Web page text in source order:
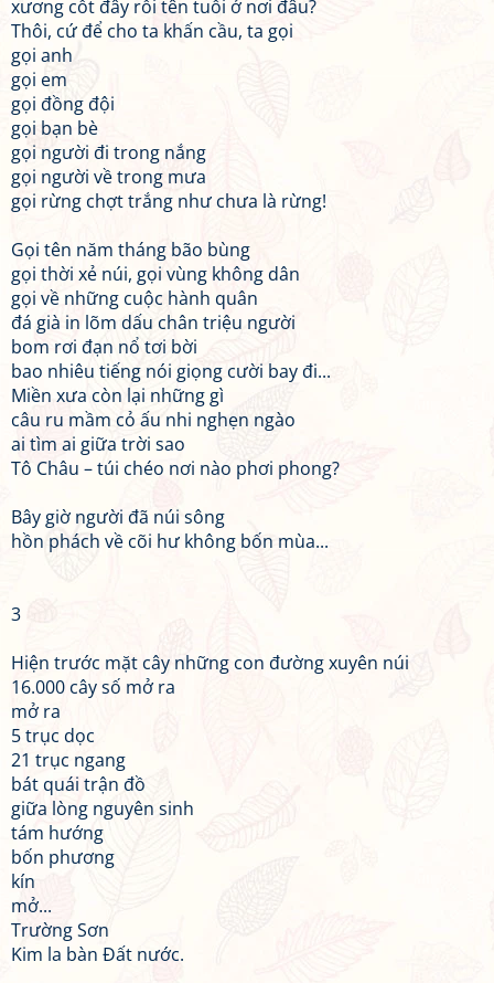
xương cốt đây rồi tên tuổi ở nơi đâu?
Thôi, cứ để cho ta khấn cầu, ta gọi
gọi anh
gọi em
gọi đồng đội
gọi bạn bè
gọi người đi trong nắng
gọi người về trong mưa
gọi rừng chợt trắng như chưa là rừng!
Gọi tên năm tháng bão bùng
gọi thời xẻ núi, gọi vùng không dân
gọi về những cuộc hành quân
đá già in lõm dấu chân triệu người
bom rơi đạn nổ tơi bời
bao nhiêu tiếng nói giọng cười bay đi...
Miền xưa còn lại những gì
câu ru mầm cỏ ấu nhi nghẹn ngào
ai tìm ai giữa trời sao
Tô Châu – túi chéo nơi nào phơi phong?
Bây giờ người đã núi sông
hồn phách về cõi hư không bốn mùa...
3
Hiện trước mặt cây những con đường xuyên núi
16.000 cây số mở ra
mở ra
5 trục dọc
21 trục ngang
bát quái trận đồ
giữa lòng nguyên sinh
tám hướng
bốn phương
kín
mở...
Trường Sơn
Kim la bàn Đất nước.